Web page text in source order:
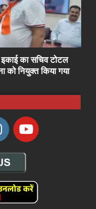
इकाई का सचिव टोटल
को नियुक्त किया गया